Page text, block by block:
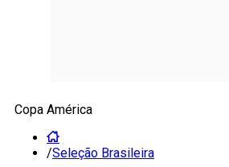
Copa América
/Seleção Brasileira